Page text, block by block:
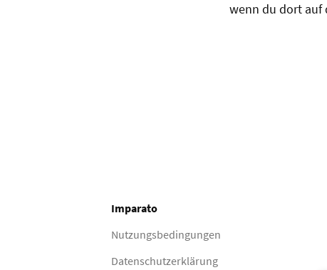
wenn du dort auf
Imparato
Nutzungsbedingungen
Datenschutzerklärung